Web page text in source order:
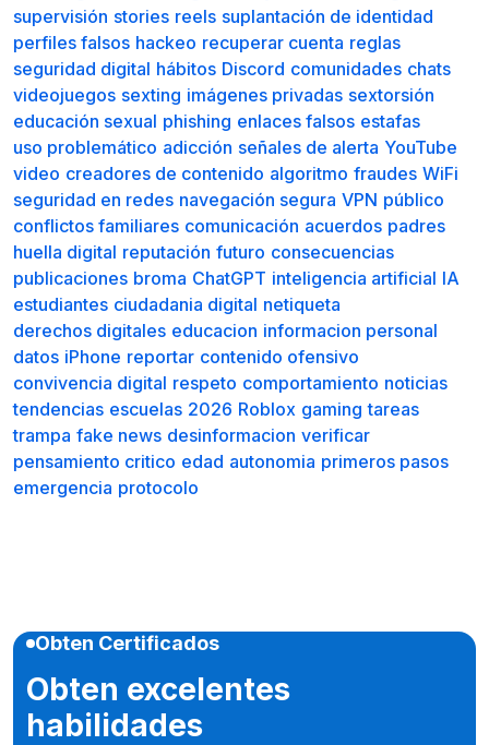
supervisión stories reels suplantación de identidad
perfiles falsos hackeo recuperar cuenta reglas
seguridad digital hábitos Discord comunidades chats
videojuegos sexting imágenes privadas sextorsión
educación sexual phishing enlaces falsos estafas
uso problemático adicción señales de alerta YouTube
video creadores de contenido algoritmo fraudes WiFi
seguridad en redes navegación segura VPN público
conflictos familiares comunicación acuerdos padres
huella digital reputación futuro consecuencias
publicaciones broma ChatGPT inteligencia artificial IA
estudiantes ciudadania digital netiqueta
derechos digitales educacion informacion personal
datos iPhone reportar contenido ofensivo
convivencia digital respeto comportamiento noticias
tendencias escuelas 2026 Roblox gaming tareas
trampa fake news desinformacion verificar
pensamiento critico edad autonomia primeros pasos
emergencia protocolo
Obten Certificados
Obten excelentes
habilidades